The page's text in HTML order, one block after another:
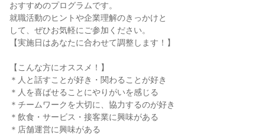
おすすめのプログラムです。
就職活動のヒントや企業理解のきっかけと
して、ぜひお気軽にご参加ください。
【実施日はあなたに合わせて調整します！】
【こんな方にオススメ！】
＊人と話すことが好き・関わることが好き
＊人を喜ばせることにやりがいを感じる
＊チームワークを大切に、協力するのが好き
＊飲食・サービス・接客業に興味がある
＊店舗運営に興味がある